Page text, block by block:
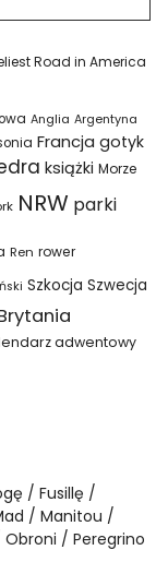
Road in America
Anglia Argentyna
Francja gotyk
książki Morze
NRW parki
Ren rower
Szkocja Szwecja
adwentowy
Fusillę
Manitou
Obroni
Peregrino